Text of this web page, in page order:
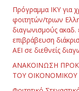
Πρόγραμμα ΙΚΥ για
φοιτητών/τριων
διαγωνισμούς ακαδ.
επιβράβευση
ΑΕΙ σε διεθνείς
ΑΝΑΚΟΙΝΩΣΗ
ΤΟΥ